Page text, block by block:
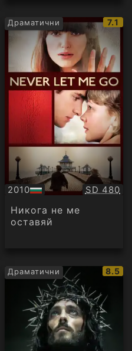
Драматични
IMDb
7.1
2010
БГ
аудио
SD 480
Никога не ме
оставяй
Драматични
IMDb
8.5